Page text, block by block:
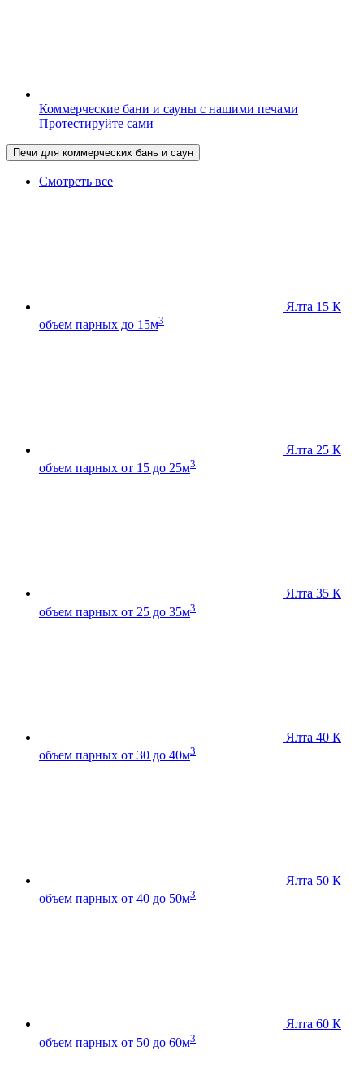
Коммерческие бани и сауны с нашими печами
Протестируйте сами
Печи для коммерческих бань и саун
Смотреть все
Ялта 15 К
объем парных до 15м3
Ялта 25 К
объем парных от 15 до 25м3
Ялта 35 К
объем парных от 25 до 35м3
Ялта 40 К
объем парных от 30 до 40м3
Ялта 50 К
объем парных от 40 до 50м3
Ялта 60 К
объем парных от 50 до 60м3